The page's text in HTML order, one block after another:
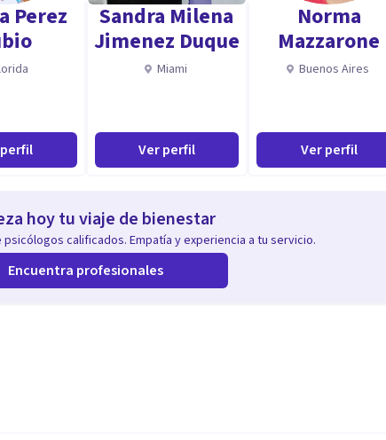
Perez
Sandra Milena
Jimenez Duque
Miami
Ver perfil
Norma
Mazzarone
Buenos Aires
Ver perfil
hoy tu viaje de bienestar
psicólogos calificados. Empatía y experiencia a tu servicio.
Encuentra profesionales